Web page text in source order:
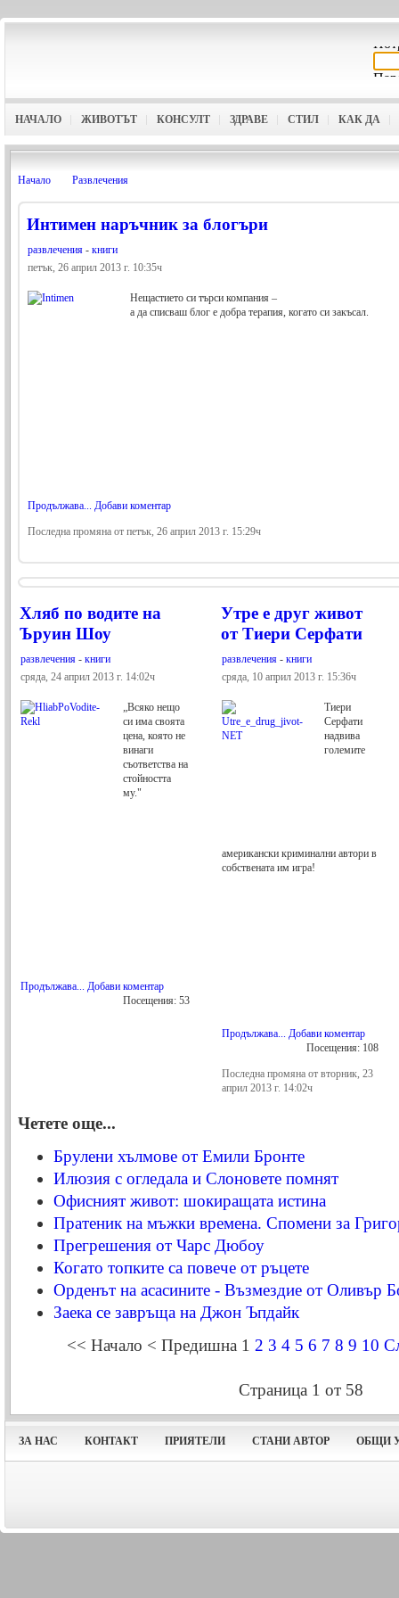
НАЧАЛО ЖИВОТЪТ КОНСУЛТ ЗДРАВЕ СТИЛ КАК ДА
Начало Развлечения
Интимен наръчник за блогъри
развлечения - книги
петък, 26 април 2013 г. 10:35ч
Нещастието си търси компания –
а да списваш блог е добра терапия, когато си закъсал.
Продължава... Добави коментар
Последна промяна от петък, 26 април 2013 г. 15:29ч
Хляб по водите на
Ъруин Шоу
развлечения - книги
сряда, 24 април 2013 г. 14:02ч
„Всяко нещо
си има своята
цена, която не
винаги
съответства на
стойността
му."
Продължава... Добави коментар
Посещения: 53
Утре е друг живот
от Тиери Серфати
развлечения - книги
сряда, 10 април 2013 г. 15:36ч
Тиери
Серфати
надвива
големите
американски криминални автори в
собствената им игра!
Продължава... Добави коментар
Посещения: 108
Последна промяна от вторник, 23
април 2013 г. 14:02ч
Четете още...
Брулени хълмове от Емили Бронте
Илюзия с огледала и Слоновете помнят
Офисният живот: шокиращата истина
Пратеник на мъжки времена. Спомени за
Прегрешения от Чарс Дюбоу
Когато топките са повече от ръцете
Орденът на асасините - Възмездие от Оливър
Заека се завръща на Джон Ъпдайк
<< Начало < Предишна 1 2 3 4 5 6 7 8 9 10
Страница 1 от 58
ЗА НАС КОНТАКТ ПРИЯТЕЛИ СТАНИ АВТОР ОБЩИ